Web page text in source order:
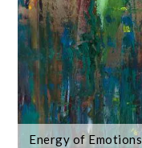
Energy of Emotions